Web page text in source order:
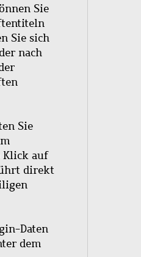
Sie
Sie sich
nach
Sie
Klick auf
direkt
Daten
dem